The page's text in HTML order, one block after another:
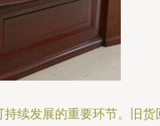
续发展的重要环节。旧